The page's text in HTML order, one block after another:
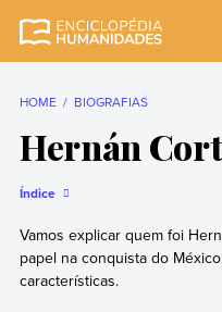
completa e mais
HOME BIOGRAFIAS
Hernán
Índice
Vamos explicar quem foi
papel na conquista do
características.